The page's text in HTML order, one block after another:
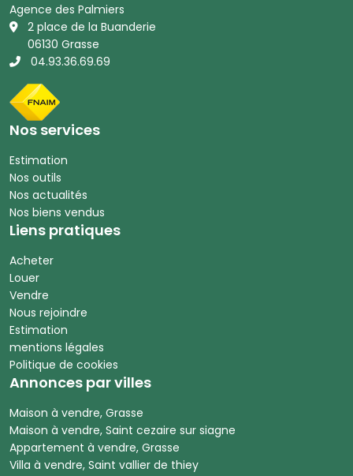
Agence des Palmiers
2 place de la Buanderie
06130 Grasse
04.93.36.69.69
Nos services
Estimation
Nos outils
Nos actualités
Nos biens vendus
Liens pratiques
Acheter
Louer
Vendre
Nous rejoindre
Estimation
mentions légales
Politique de cookies
Annonces par villes
Maison à vendre, Grasse
Maison à vendre, Saint cezaire sur siagne
Appartement à vendre, Grasse
Villa à vendre, Saint vallier de thiey